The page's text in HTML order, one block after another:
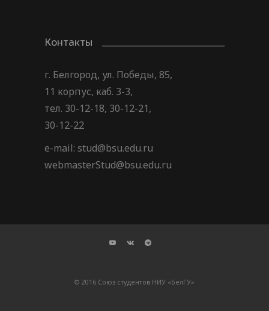
Контакты
г. Белгород, ул. Победы, 85,
11 корпус, каб. 3-3,
тел. 30-12-18, 30-12-21,
30-12-22
e-mail: stud@bsu.edu.ru
webmasterStud@bsu.edu.ru
© 2016 Союз студентов НИУ «БелГУ»